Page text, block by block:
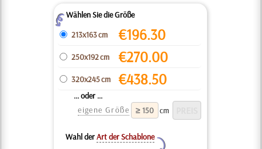
ZWählen Sie die Größe
213x163 cm
€196.30
250x192 cm €270.00
320x245 cm €438.50
... oder ...
eigene Größe
cm
Wahl derArt der Schablone
Y